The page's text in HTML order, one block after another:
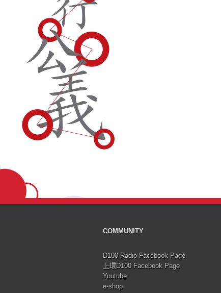
COMMUNITY
D100 Radio Facebook Page
上環D100 Facebook Page
Youtube
e-shop